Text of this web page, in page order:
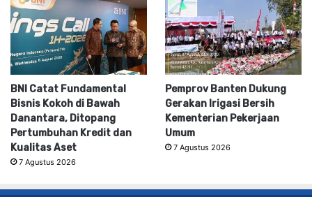
BNI Catat Fundamental
Bisnis Kokoh di Bawah
Danantara, Ditopang
Pertumbuhan Kredit dan
Kualitas Aset
7 Agustus 2026
Pemprov Banten Dukung
Gerakan Irigasi Bersih
Kementerian Pekerjaan
Umum
7 Agustus 2026